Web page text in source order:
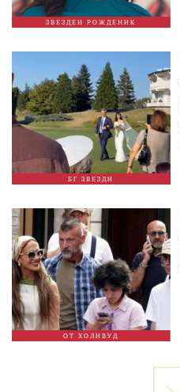
ЗВЕЗДЕН РОЖДЕНИК
БГ ЗВЕЗДИ
ОТ ХОЛИВУД